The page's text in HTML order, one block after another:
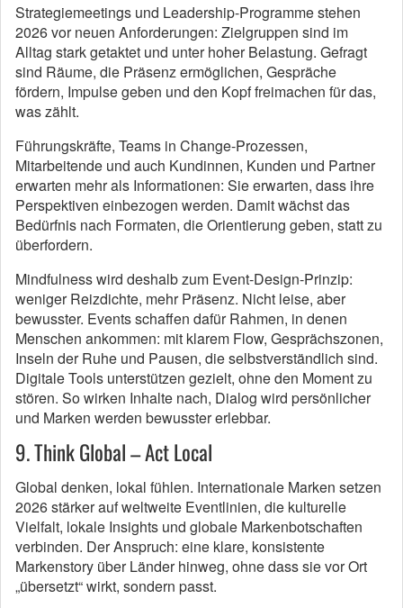
Strategiemeetings und Leadership-Programme stehen
2026 vor neuen Anforderungen: Zielgruppen sind im
Alltag stark getaktet und unter hoher Belastung. Gefragt
sind Räume, die Präsenz ermöglichen, Gespräche
fördern, Impulse geben und den Kopf freimachen für das,
was zählt.
Führungskräfte, Teams in Change-Prozessen,
Mitarbeitende und auch Kundinnen, Kunden und Partner
erwarten mehr als Informationen: Sie erwarten, dass ihre
Perspektiven einbezogen werden. Damit wächst das
Bedürfnis nach Formaten, die Orientierung geben, statt zu
überfordern.
Mindfulness wird deshalb zum Event-Design-Prinzip:
weniger Reizdichte, mehr Präsenz. Nicht leise, aber
bewusster. Events schaffen dafür Rahmen, in denen
Menschen ankommen: mit klarem Flow, Gesprächszonen,
Inseln der Ruhe und Pausen, die selbstverständlich sind.
Digitale Tools unterstützen gezielt, ohne den Moment zu
stören. So wirken Inhalte nach, Dialog wird persönlicher
und Marken werden bewusster erlebbar.
9. Think Global – Act Local
Global denken, lokal fühlen. Internationale Marken setzen
2026 stärker auf weltweite Eventlinien, die kulturelle
Vielfalt, lokale Insights und globale Markenbotschaften
verbinden. Der Anspruch: eine klare, konsistente
Markenstory über Länder hinweg, ohne dass sie vor Ort
„übersetzt“ wirkt, sondern passt.